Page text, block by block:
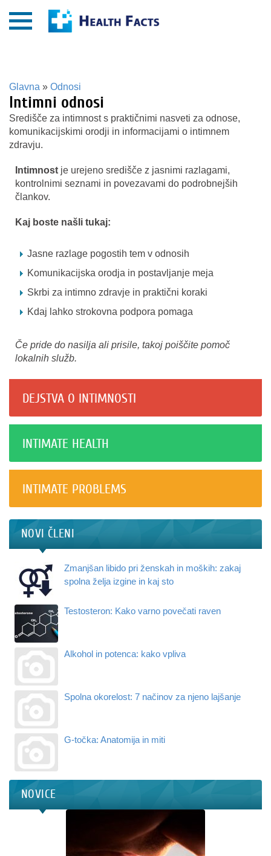
Glavna » Odnosi
Intimni odnosi
Središče za intimnost s praktičnimi nasveti za odnose,
komunikacijskimi orodji in informacijami o intimnem
zdravju.
Intimnost je urejeno središče z jasnimi razlagami,
kontrolnimi seznami in povezavami do podrobnejših
člankov.
Kaj boste našli tukaj:
Jasne razlage pogostih tem v odnosih
Komunikacijska orodja in postavljanje meja
Skrbi za intimno zdravje in praktični koraki
Kdaj lahko strokovna podpora pomaga
Če pride do nasilja ali prisile, takoj poiščite pomoč
lokalnih služb.
DEJSTVA O INTIMNOSTI
INTIMATE HEALTH
INTIMATE PROBLEMS
NOVI ČLENI
Zmanjšan libido pri ženskah in moških: zakaj
spolna želja izgine in kaj sto
Testosteron: Kako varno povečati raven
Alkohol in potenca: kako vpliva
Spolna okorelost: 7 načinov za njeno lajšanje
G-točka: Anatomija in miti
NOVICE